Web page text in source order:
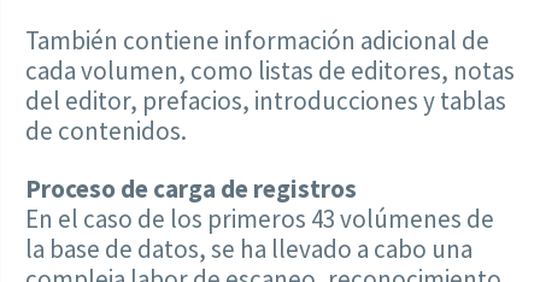
También contiene información adicional de
cada volumen, como listas de editores, notas
del editor, prefacios, introducciones y tablas
de contenidos.
Proceso de carga de registros
En el caso de los primeros 43 volúmenes de
la base de datos, se ha llevado a cabo una